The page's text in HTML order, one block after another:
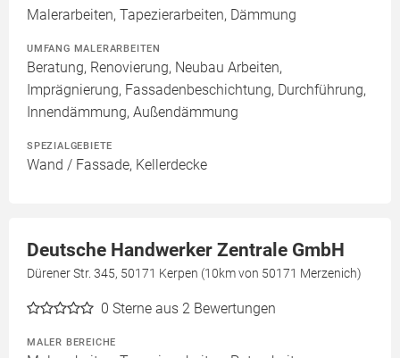
Malerarbeiten, Tapezierarbeiten, Dämmung
UMFANG MALERARBEITEN
Beratung, Renovierung, Neubau Arbeiten,
Imprägnierung, Fassadenbeschichtung, Durchführung,
Innendämmung, Außendämmung
SPEZIALGEBIETE
Wand / Fassade, Kellerdecke
Deutsche Handwerker Zentrale GmbH
Dürener Str. 345, 50171 Kerpen (10km von 50171 Merzenich)
0 Sterne aus 2 Bewertungen
MALER BEREICHE